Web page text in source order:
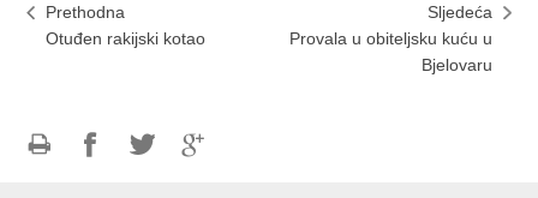
Prethodna
Otuđen rakijski kotao
Sljedeća
Provala u obiteljsku kuću u
Bjelovaru